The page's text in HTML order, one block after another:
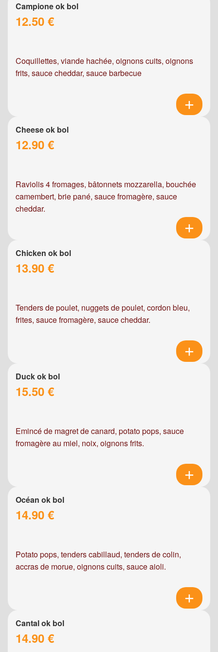
Campione ok bol
12.50 €
Coquillettes, viande hachée, oignons cuits, oignons
frits, sauce cheddar, sauce barbecue
Cheese ok bol
12.90 €
Raviolis 4 fromages, bâtonnets mozzarella, bouchée
camembert, brie pané, sauce fromagère, sauce
cheddar.
Chicken ok bol
13.90 €
Tenders de poulet, nuggets de poulet, cordon bleu,
frites, sauce fromagère, sauce cheddar.
Duck ok bol
15.50 €
Emincé de magret de canard, potato pops, sauce
fromagère au miel, noix, oignons frits.
Océan ok bol
14.90 €
Potato pops, tenders cabillaud, tenders de colin,
accras de morue, oignons cuits, sauce aioli.
Cantal ok bol
14.90 €